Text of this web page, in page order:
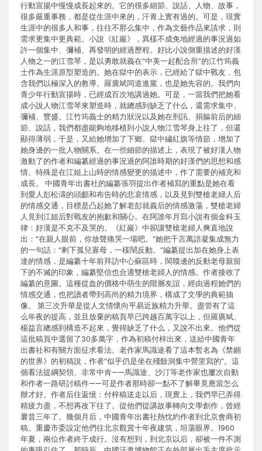
行動宣揚中慢慢成長起來的。它的很多細節、說話、人物、故事，
很多嚴重事務，都是從生涯中來的，汗青上實有過的。可是，現實
生涯中的很多人和事，往往不那么集中，作為文藝作品來請求，則
需求更集中更典範。小說《紅巖》，異樣不成免地經過的事況過如
許一個集中、彌補、再發明的經過歷程。好比小說側重描述的好漢
人物之一的江雪琴，是以勇敢就義在“中美一起配合所”的江竹筠義
士作為生涯原型塑造的。她在獄中的表示，已經給了獄中戰友，包
含我們以極深入的教導。羅廣斌同道進黨，也是她先容的。我們向
青少年行動宣揚時，已經成百次地講過她。可是，一當我們把她看
成小說人物江雪琴來塑造時，就總感到缺乏了什么，還需求集中、
彌補、豐盛。江竹筠義士的精力狀況以及她在刑訊、捐軀前后的細
節、說話，我們都盡能夠地移植到小說人物江雪琴身上往了，但還
顯得薄弱，于是，又給她增加了下鄉、獄中繡紅旗等情節，增加了
她身邊的一批人物關系。在一些細節的描述上，表現了被好漢人物
激動了的作者和編纂經過的事況過的阿誰時期的好漢們的思想和感
情。特殊是在江姐上山時的情感變更的描述中，作了需要的補充和
成長。 中國青年出書社的編纂張羽提出作者補寫的重點是她在看
到愛人彭松濤的頭顱和布告時的悲哀情感，以及見到雙槍老婦人后
的情感交通，目標是凸起她了解老彭就義后的情感激蕩，雙槍老婦
人見到江姐后對戰友的抱歉和關心。在阿誰年月寫小說有個金科玉
律：好漢是不克不及哭的。《紅巖》中卻讓雙槍老婦人爽直地說
出：“在親人眼前，你放聲痛哭一場吧。”她把千言萬語凝集成無力
的一句話：“剩下孤兒寡母，一樣鬧反動。”編纂提出加在她身上表
達的情感，是編纂十年前拜訪中心蘇區時，閩贛邊的反動老母親留
下的不滅的印象，編纂堅信也合適雙槍老婦人的情感。作者接收了
編纂的意圖。這種從血的價格中萌生的階層友誼，經由過程她們的
情感交通，也把讀者帶到高尚的精力境界，構成了文學的典範抽
像。 第三次升華是從人文情懷向平易近族精力升華。盡管有了這
么年夜的提高，並且放棄的稿頁早已跨越百萬字以上，但羅廣斌、
楊益言總感到構造不起來，覺得缺乏了什么，又說不出來。他們從
這批稿頁中選留了30多萬字，作為初稿付梓出來，送給中國青年
出書社和有關方面征求看法。老作家馬識途看了這本暫名為《禁錮
的世界》的初稿說，作者“似乎仍是坐在殘餘洞集中營里寫的”。這
個看法提綱契領、非常中肯——馬識途、沙汀等老作家也屢次自動
和作者一路研討稿件——可是作者那時卻一點不了解畢竟應當怎么
辦才好。作者后往返憶：付梓稿送走以后，現實上，我們早已弄得
精疲力盡，不想再改下往了。從他們從講故事轉向文學創作，曾經
曩昔三年了。幾個月后，中國青年出書社熱忱約作者到北京會商初
稿。重慶市委設定他們往北京觀賞十年夜建筑，坦蕩眼界。1960
年夏，兩位作者終于成行。沒有想到，到北京以后，卻被一件不測